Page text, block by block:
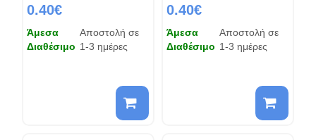
0.40€
Άμεσα
Διαθέσιμο
Αποστολή σε
1-3 ημέρες
0.40€
Άμεσα
Διαθέσιμο
Αποστολή σε
1-3 ημέρες